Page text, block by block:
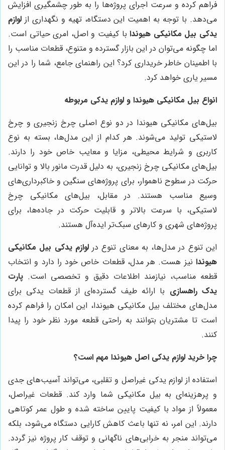
فراهم کرده و سرعت اجرای پروژه‌ها را به طور چشمگیری افزایش
می‌دهد. با توجه به اهمیت این دستگاه، تهیه و نگهداری از لوازم
یدکی بیل مکانیکی هیوندابا کیفیت و اصل، امری حیاتی است.
اما چگونه می‌توان در این بازار گسترده و متنوع، قطعات مناسب را
با اطمینان خاطر خریداری کرد؟ این راهنمای جامع، شما را در این
مسیر یاری خواهد کرد.
انواع بیل مکانیکی هیوندا و لوازم یدکی مربوطه
بیل‌های مکانیکی هیوندا در دو نوع اصلی چرخ زنجیری و چرخ
لاستیکی تولید می‌شوند. هر کدام از این مدل‌ها، بسته به نوع
کاربری و شرایط محیطی، مزایا و معایب خاص خود را دارند.
بیل‌های مکانیکی چرخ زنجیری، به دلیل قدرت مانور بالا و توانایی
حرکت در سطوح ناهموار، برای پروژه‌های سنگین و خاکبرداری‌های
وسیع مناسب هستند. در مقابل، بیل‌های مکانیکی چرخ
لاستیکی، با سرعت بالاتر و قابلیت حرکت در جاده‌ها، برای
پروژه‌های شهری و کارهای سبک‌تر ایده‌آل هستند.
این تنوع در مدل‌ها، به معنای تنوع درلوازم یدکی بیل مکانیکی
هیوندا نیز هست. هر مدل، قطعات خاص خود را دارد و انتخاب
قطعه مناسب، نیازمند اطلاعات دقیق و تخصصی است. پارت
یدک راهسازی با ارائه طیف گسترده‌ای از قطعات یدکی برای
مدل‌های مختلف بیل مکانیکی هیوندا، این امکان را فراهم کرده
است تا مشتریان بتوانند به راحتی قطعه مورد نظر خود را پیدا
کنند.
چرا خرید لوازم یدکی اصل هیوندا مهم است؟
استفاده از لوازم یدکی غیراصل و تقلبی، می‌تواند آسیب‌های جدی
و پرهزینه‌ای به بیل مکانیکی شما وارد کند. قطعات غیراصل،
معمولاً از مواد با کیفیت پایین ساخته شده و طول عمر کوتاهی
دارند. این امر، نه تنها باعث کاهش کارایی دستگاه می‌شود، بلکه
می‌تواند منجر به خرابی‌های ناگهانی و توقف کار پروژه نیز گردد.